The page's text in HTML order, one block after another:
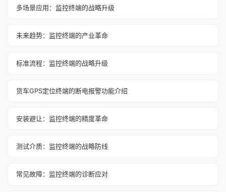
多场景应用：监控终端的战略升级
未来趋势：监控终端的产业革命
标准流程：监控终端的战略升级
货车GPS定位终端的断电报警功能介绍
安装避让：监控终端的精度革命
测试介质：监控终端的战略防线
常见故障：监控终端的诊断应对